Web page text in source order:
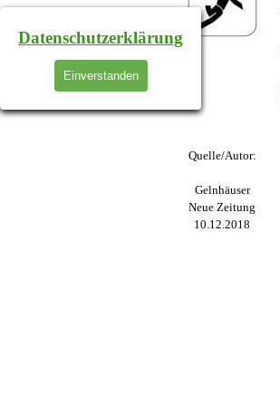
Datenschutzerklärung
Einverstanden
Quelle/Autor:
Gelnhäuser
Neue Zeitung
10.12.2018